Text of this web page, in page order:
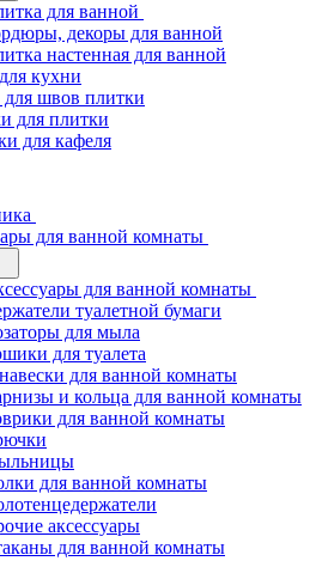
для ванной
декоры для ванной
настенная для ванной
кухни
для швов плитки
для плитки
для кафеля
для ванной комнаты
для ванной комнаты
туалетной бумаги
для мыла
для туалета
для ванной комнаты
и кольца для ванной комнаты
для ванной комнаты
для ванной комнаты
аксессуары
для ванной комнаты